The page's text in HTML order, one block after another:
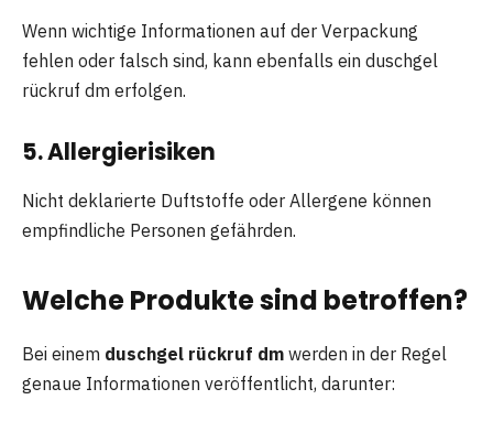
Wenn wichtige Informationen auf der Verpackung
fehlen oder falsch sind, kann ebenfalls ein duschgel
rückruf dm erfolgen.
5. Allergierisiken
Nicht deklarierte Duftstoffe oder Allergene können
empfindliche Personen gefährden.
Welche Produkte sind betroffen?
Bei einem duschgel rückruf dm werden in der Regel
genaue Informationen veröffentlicht, darunter: